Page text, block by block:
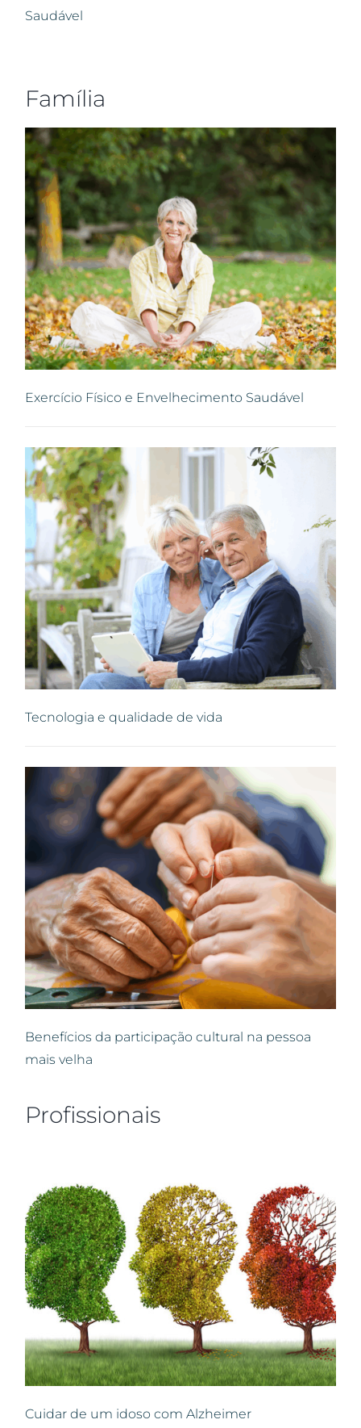
Saudável
Família
Exercício Físico e Envelhecimento Saudável
Tecnologia e qualidade de vida
Benefícios da participação cultural na pessoa
mais velha
Profissionais
Cuidar de um idoso com Alzheimer